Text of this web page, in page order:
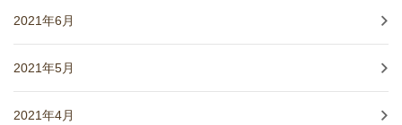
2021年6月
2021年5月
2021年4月